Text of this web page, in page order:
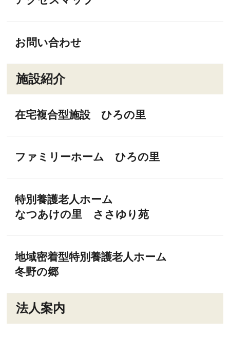
お問い合わせ
施設紹介
在宅複合型施設 ひろの里
ファミリーホーム ひろの里
特別養護老人ホーム
なつあけの里 ささゆり苑
地域密着型特別養護老人ホーム
冬野の郷
法人案内